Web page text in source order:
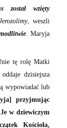
został wzięty
, weszli
. Maryja
tę rolę Matki
dzisiejsza
wypowiadać lub
przyjmując
w dziewiczym
Kościoła,